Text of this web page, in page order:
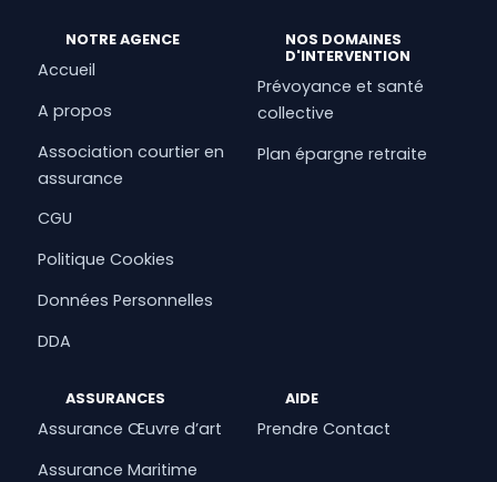
NOTRE AGENCE
Accueil
A propos
Association courtier en
assurance
CGU
Politique Cookies
Données Personnelles
DDA
NOS DOMAINES
D'INTERVENTION
Prévoyance et santé
collective
Plan épargne retraite
ASSURANCES
Assurance Œuvre d’art
Assurance Maritime
AIDE
Prendre Contact